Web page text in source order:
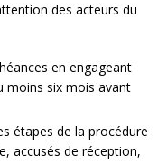
des acteurs du
en engageant
moins six mois avant
étapes de la procédure
accusés de réception,